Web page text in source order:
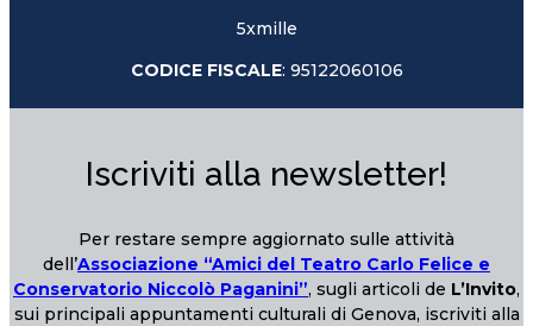
5xmille
CODICE FISCALE: 95122060106
Iscriviti alla newsletter!
Per restare sempre aggiornato sulle attività
dell’Associazione “Amici del Teatro Carlo Felice e
Conservatorio Niccolò Paganini”, sugli articoli de L’Invito,
sui principali appuntamenti culturali di Genova, iscriviti alla